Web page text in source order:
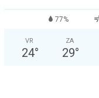
77%
VR
24°
ZA
29°